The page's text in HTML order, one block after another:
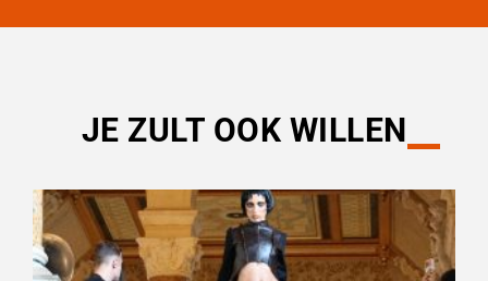
JE ZULT OOK WILLEN